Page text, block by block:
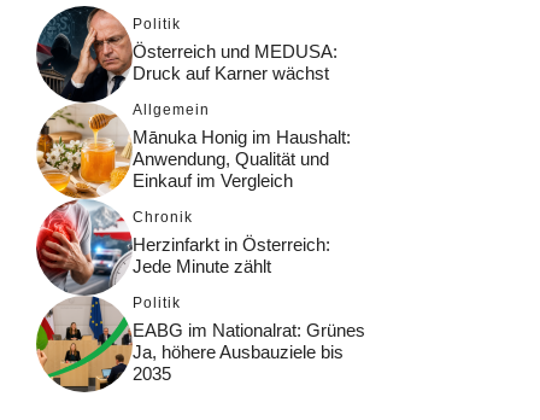
Politik
Österreich und MEDUSA:
Druck auf Karner wächst
Allgemein
Mānuka Honig im Haushalt:
Anwendung, Qualität und
Einkauf im Vergleich
Chronik
Herzinfarkt in Österreich:
Jede Minute zählt
Politik
EABG im Nationalrat: Grünes
Ja, höhere Ausbauziele bis
2035